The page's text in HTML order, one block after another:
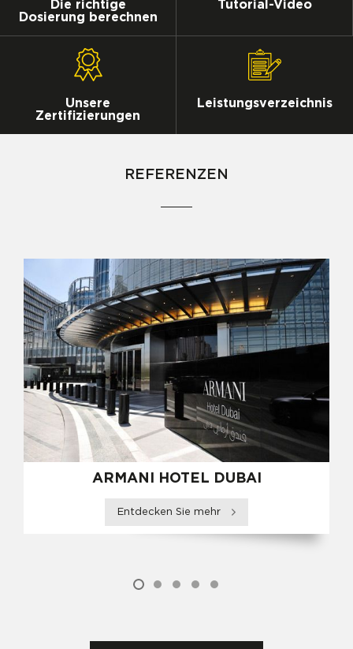
Die richtige
Dosierung berechnen
Tutorial-Video
Unsere
Zertifizierungen
Leistungsverzeichnis
REFERENZEN
ARMANI HOTEL DUBAI
Entdecken Sie mehr